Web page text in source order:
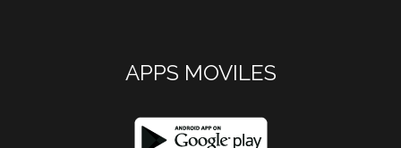
APPS MOVILES